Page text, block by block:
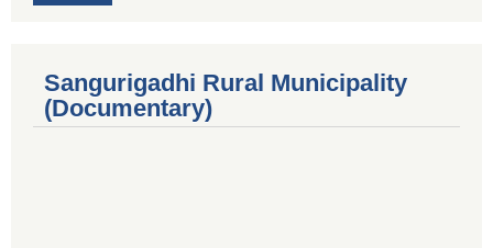
Sangurigadhi Rural Municipality
(Documentary)